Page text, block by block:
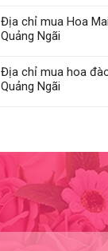
Địa chỉ mua Hoa
Quảng Ngãi
Địa chỉ mua hoa
Quảng Ngãi